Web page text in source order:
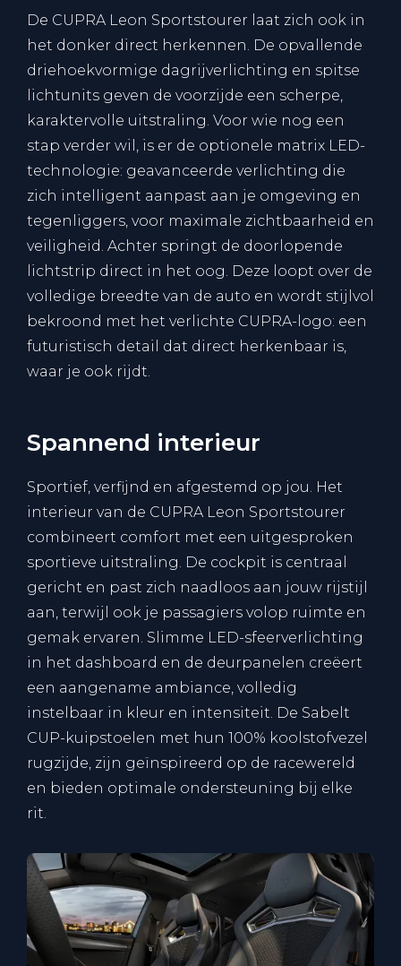
De CUPRA Leon Sportstourer laat zich ook in
het donker direct herkennen. De opvallende
driehoekvormige dagrijverlichting en spitse
lichtunits geven de voorzijde een scherpe,
karaktervolle uitstraling. Voor wie nog een
stap verder wil, is er de optionele matrix LED-
technologie: geavanceerde verlichting die
zich intelligent aanpast aan je omgeving en
tegenliggers, voor maximale zichtbaarheid en
veiligheid. Achter springt de doorlopende
lichtstrip direct in het oog. Deze loopt over de
volledige breedte van de auto en wordt stijlvol
bekroond met het verlichte CUPRA-logo: een
futuristisch detail dat direct herkenbaar is,
waar je ook rijdt.
Spannend interieur
Sportief, verfijnd en afgestemd op jou. Het
interieur van de CUPRA Leon Sportstourer
combineert comfort met een uitgesproken
sportieve uitstraling. De cockpit is centraal
gericht en past zich naadloos aan jouw rijstijl
aan, terwijl ook je passagiers volop ruimte en
gemak ervaren. Slimme LED-sfeerverlichting
in het dashboard en de deurpanelen creëert
een aangename ambiance, volledig
instelbaar in kleur en intensiteit. De Sabelt
CUP-kuipstoelen met hun 100% koolstofvezel
rugzijde, zijn geïnspireerd op de racewereld
en bieden optimale ondersteuning bij elke
rit.